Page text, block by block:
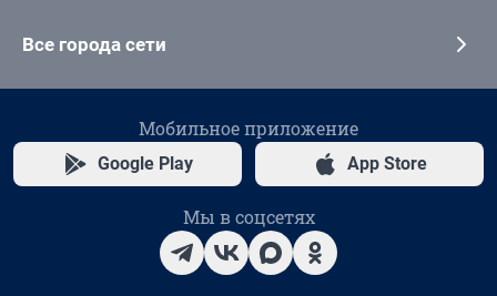
Все города сети
Мобильное приложение
Google Play App Store
Мы в соцсетях